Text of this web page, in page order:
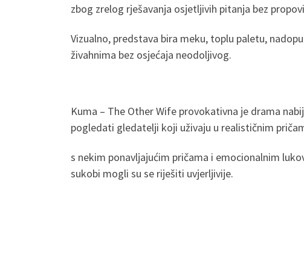
zbog zrelog rješavanja osjetljivih pitanja bez
Vizualno, predstava bira meku, toplu paletu,
živahnima bez osjećaja neodoljivog.
Kuma – The Other Wife provokativna je drama
pogledati gledatelji koji uživaju u realističnim
s nekim ponavljajućim pričama i emocionalnim
sukobi mogli su se riješiti uvjerljivije.